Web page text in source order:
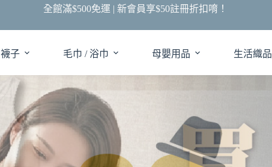
全館滿$500免運 | 新會員享$50註冊折扣唷！
襪子 毛巾 / 浴巾 母嬰用品 生活織品